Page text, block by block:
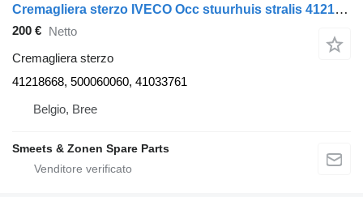
Cremagliera sterzo IVECO Occ stuurhuis stralis 41218668 per camion
200 €
Netto
Cremagliera sterzo
41218668, 500060060, 41033761
Belgio, Bree
Smeets & Zonen Spare Parts